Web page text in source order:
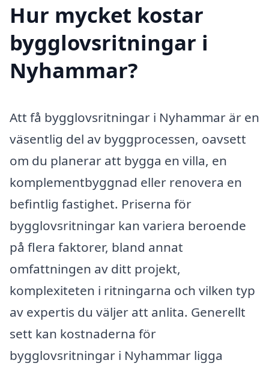
Hur mycket kostar
bygglovsritningar i
Nyhammar?
Att få bygglovsritningar i Nyhammar är en
väsentlig del av byggprocessen, oavsett
om du planerar att bygga en villa, en
komplementbyggnad eller renovera en
befintlig fastighet. Priserna för
bygglovsritningar kan variera beroende
på flera faktorer, bland annat
omfattningen av ditt projekt,
komplexiteten i ritningarna och vilken typ
av expertis du väljer att anlita. Generellt
sett kan kostnaderna för
bygglovsritningar i Nyhammar ligga